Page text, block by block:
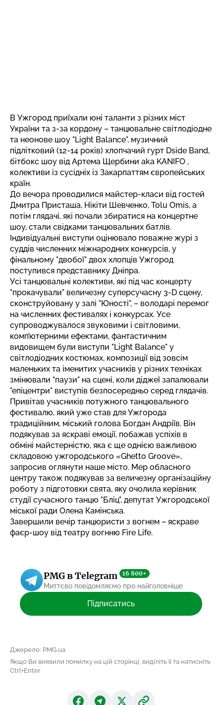
В Ужгород приїхали юні таланти з різних міст
України та з-за кордону – танцювальне світлодіодне
та неонове шоу "Light Balance", музичний
підлітковий (12-14 років) хлопчачий гурт Dside Band,
бітбокс шоу від Артема Щербини aka KANIFO ,
колективи із сусідніх із Закарпаттям європейських
країн.
До вечора проводилися майстер-класи від гостей
Дмитра Присташа, Нікіти Шевченко, Tolu Omis, а
потім глядачі, які почали збиратися на концертне
шоу, стали свідками танцювальних батлів.
Індивідуальні виступи оцінювало поважне журі з
суддів численних міжнародних конкурсів, у
фінальному "двобої" двох хлопців Ужгород
поступився представнику Дніпра.
Усі танцювальні колективи, які під час концерту
"прокачували" величезну суперсучасну 3-D сцену,
сконструйовану у залі "Юності", – володарі перемог
на численних фестивалях і конкурсах. Усе
супроводжувалося звуковими і світловими,
комп’ютерними ефектами, фантастичним
видовищем були виступи "Light Balance" у
світлодіодних костюмах, композиції від зовсім
маленьких та іменитих учасників у різних техніках
змінювали "паузи" на сцені, коли діджеї запалювали
"епіцентри" виступів безпосередньо серед глядачів.
Привітав учасників потужного танцювального
фестивалю, який уже став для Ужгорода
традиційним, міський голова Богдан Андріїв. Він
подякував за яскраві емоції, побажав успіхів в
обміні майстерністю, яка є ще однією важливою
складовою ужгородського «Ghetto Groove»,
запросив оглянути наше місто. Мер обласного
центру також подякував за величезну організаційну
роботу з підготовки свята, яку очолила керівник
студії сучасного танцю "Бліц", депутат Ужгородської
міської ради Олена Камінська.
Завершили вечір танцюристи з вогнем – яскраве
фаєр-шоу від театру вогнню Fire Life.
PMG в Telegram 16 800+
Миттєво повідомляємо про найголовніше
Підписатись
Джерело: PMG.ua
Якщо Ви виявили помилку на цій сторінці, виділіть її та натисніть
Ctrl+Enter